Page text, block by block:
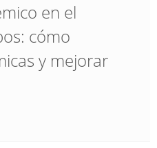
en el
cómo
y mejorar